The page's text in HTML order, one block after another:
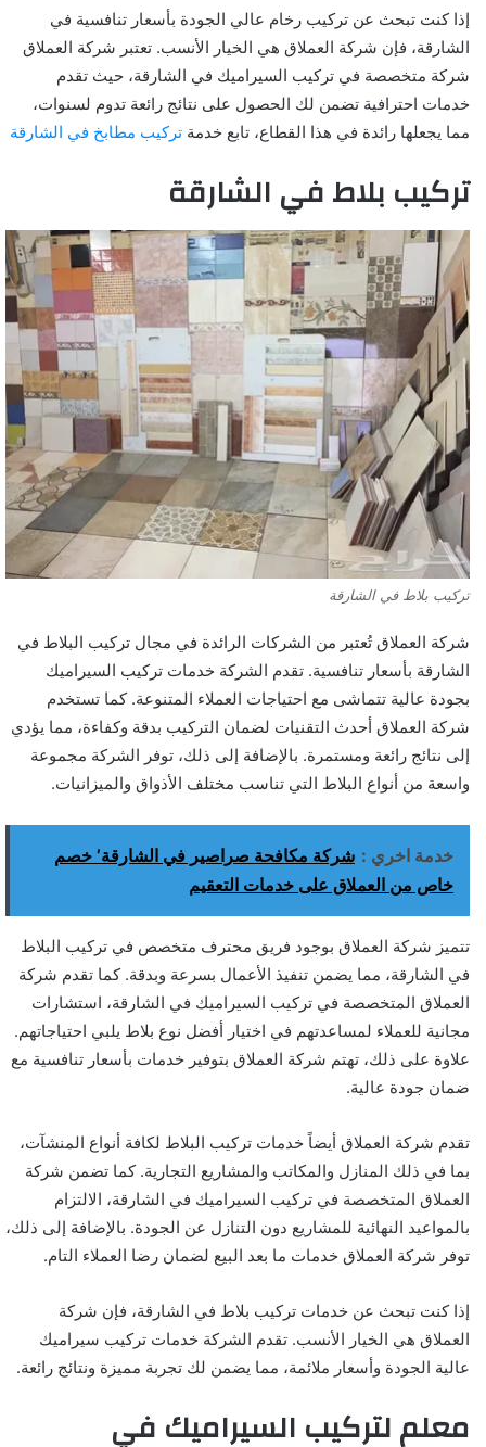
إذا كنت تبحث عن تركيب رخام عالي الجودة بأسعار تنافسية في
الشارقة، فإن شركة العملاق هي الخيار الأنسب. تعتبر شركة العملاق
شركة متخصصة في تركيب السيراميك في الشارقة، حيث تقدم
خدمات احترافية تضمن لك الحصول على نتائج رائعة تدوم لسنوات،
مما يجعلها رائدة في هذا القطاع، تابع خدمة تركيب مطابخ في الشارقة
تركيب بلاط في الشارقة
تركيب بلاط في الشارقة
شركة العملاق تُعتبر من الشركات الرائدة في مجال تركيب البلاط في
الشارقة بأسعار تنافسية. تقدم الشركة خدمات تركيب السيراميك
بجودة عالية تتماشى مع احتياجات العملاء المتنوعة. كما تستخدم
شركة العملاق أحدث التقنيات لضمان التركيب بدقة وكفاءة، مما يؤدي
إلى نتائج رائعة ومستمرة. بالإضافة إلى ذلك، توفر الشركة مجموعة
واسعة من أنواع البلاط التي تناسب مختلف الأذواق والميزانيات.
خدمة اخري : شركة مكافحة صراصير في الشارقة’ خصم
خاص من العملاق على خدمات التعقيم
تتميز شركة العملاق بوجود فريق محترف متخصص في تركيب البلاط
في الشارقة، مما يضمن تنفيذ الأعمال بسرعة وبدقة. كما تقدم شركة
العملاق المتخصصة في تركيب السيراميك في الشارقة، استشارات
مجانية للعملاء لمساعدتهم في اختيار أفضل نوع بلاط يلبي احتياجاتهم.
علاوة على ذلك، تهتم شركة العملاق بتوفير خدمات بأسعار تنافسية مع
ضمان جودة عالية.
تقدم شركة العملاق أيضاً خدمات تركيب البلاط لكافة أنواع المنشآت،
بما في ذلك المنازل والمكاتب والمشاريع التجارية. كما تضمن شركة
العملاق المتخصصة في تركيب السيراميك في الشارقة، الالتزام
بالمواعيد النهائية للمشاريع دون التنازل عن الجودة. بالإضافة إلى ذلك،
توفر شركة العملاق خدمات ما بعد البيع لضمان رضا العملاء التام.
إذا كنت تبحث عن خدمات تركيب بلاط في الشارقة، فإن شركة
العملاق هي الخيار الأنسب. تقدم الشركة خدمات تركيب سيراميك
عالية الجودة وأسعار ملائمة، مما يضمن لك تجربة مميزة ونتائج رائعة.
معلم لتركيب السيراميك في